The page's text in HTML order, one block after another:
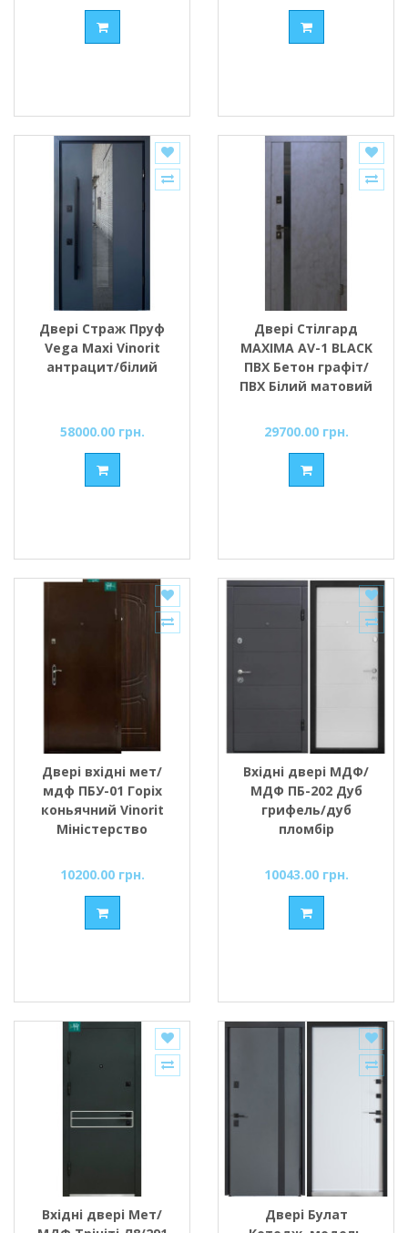
Двері Страж Пруф
Vega Maxi Vinorit
антрацит/білий
58000.00 грн.
Двері Стілгард
MAXIMA AV-1 BLACK
ПВХ Бетон графіт/
ПВХ Білий матовий
29700.00 грн.
Двері вхідні мет/
мдф ПБУ-01 Горіх
коньячний Vinorit
Міністерство
10200.00 грн.
Вхідні двері МДФ/
МДФ ПБ-202 Дуб
грифель/дуб
пломбір
10043.00 грн.
Вхідні двері Мет/
Двері Булат